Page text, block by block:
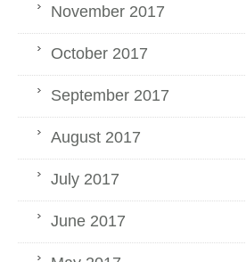
November 2017
October 2017
September 2017
August 2017
July 2017
June 2017